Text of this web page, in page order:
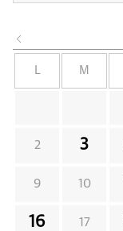
L M
2 3
9 10
16 17